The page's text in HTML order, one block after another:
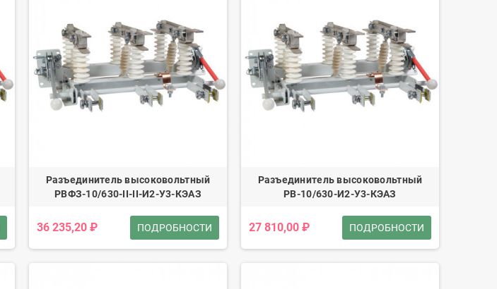
Разъединитель высоковольтный
РВФЗ-10/630-II-II-И2-У3-КЭАЗ
36 235,20 ₽ ПОДРОБНОСТИ
Разъединитель высоковольтный
РВ-10/630-И2-У3-КЭАЗ
27 810,00 ₽ ПОДРОБНОСТИ